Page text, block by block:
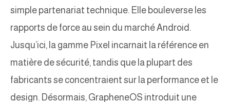
simple partenariat technique. Elle bouleverse les
rapports de force au sein du marché Android.
Jusqu’ici, la gamme Pixel incarnait la référence en
matière de sécurité, tandis que la plupart des
fabricants se concentraient sur la performance et le
design. Désormais, GrapheneOS introduit une